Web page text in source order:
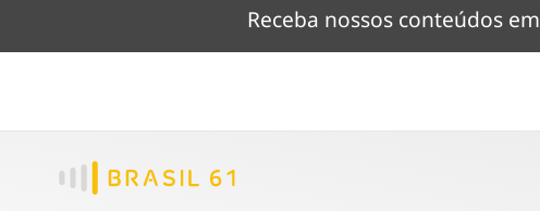
Receba nossos conteúdos em